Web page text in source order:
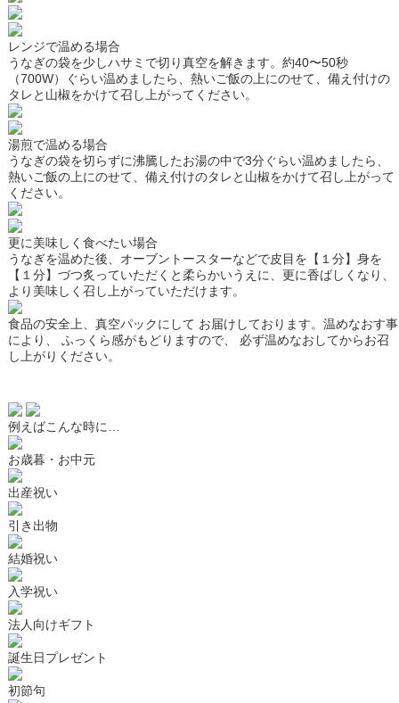
レンジで温める場合
うなぎの袋を少しハサミで切り真空を解きます。約40〜50秒
（700W）ぐらい温めましたら、熱いご飯の上にのせて、備え付けの
タレと山椒をかけて召し上がってください。
湯煎で温める場合
うなぎの袋を切らずに沸騰したお湯の中で3分ぐらい温めましたら、
熱いご飯の上にのせて、備え付けのタレと山椒をかけて召し上がって
ください。
更に美味しく食べたい場合
うなぎを温めた後、オーブントースターなどで皮目を【１分】身を
【１分】づつ炙っていただくと柔らかいうえに、更に香ばしくなり、
より美味しく召し上がっていただけます。
食品の安全上、真空パックにして お届けしております。温めなおす事
により、 ふっくら感がもどりますので、 必ず温めなおしてからお召
し上がりください。
例えばこんな時に…
お歳暮・お中元
出産祝い
引き出物
結婚祝い
入学祝い
法人向けギフト
誕生日プレゼント
初節句